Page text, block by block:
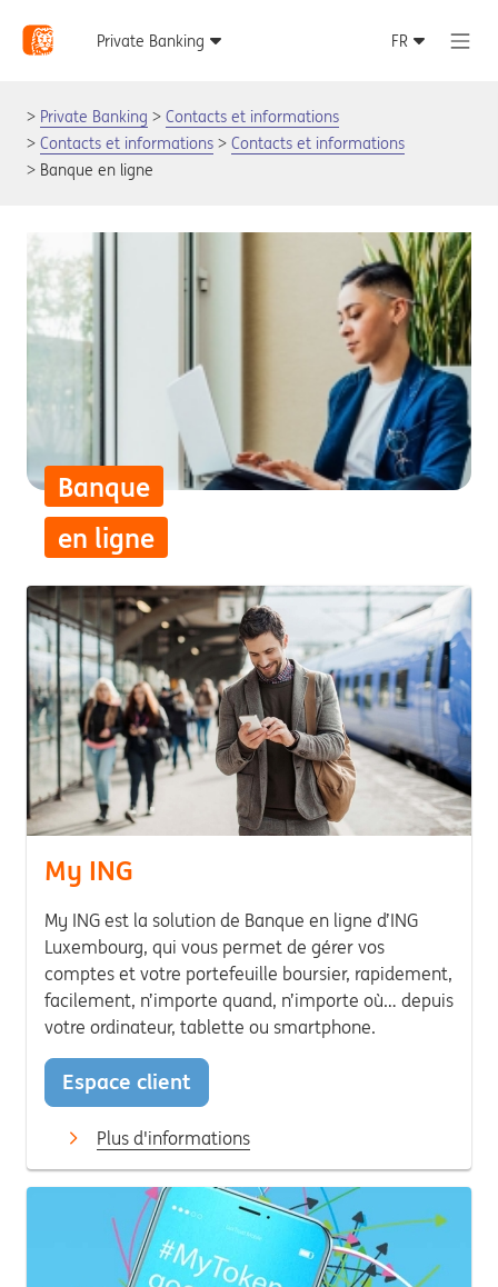
Private Banking
Contacts et informations
Contacts et informations
Contacts et informations
Banque en ligne
Banque
en ligne
My ING
My ING est la solution de Banque en ligne d’ING
Luxembourg, qui vous permet de gérer vos
comptes et votre portefeuille boursier, rapidement,
facilement, n’importe quand, n’importe où… depuis
votre ordinateur, tablette ou smartphone.
Espace client
Plus d'informations